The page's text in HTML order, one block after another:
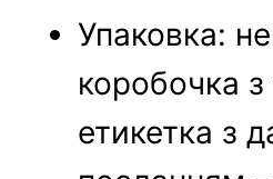
Упаковка:
коробочка
етикетка з